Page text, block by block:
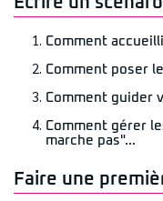
Comment
Comment poser
Comment guider
Comment gérer
marche pas"...
Faire une